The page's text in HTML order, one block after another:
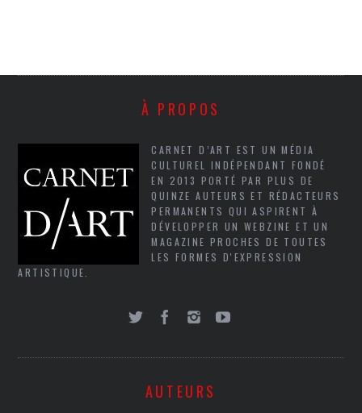
À PROPOS
CARNET D’ART EST UN MÉDIA
CULTUREL INDÉPENDANT FONDÉ
EN 2013 PORTÉ PAR PLUS DE
QUINZE AUTEURS ET RÉDACTEURS
PERMANENTS QUI ASPIRENT À
DÉVELOPPER UN WEBZINE ET UN
MAGAZINE PROCHES DE TOUTES
LES FORMES D'EXPRESSION
ARTISTIQUE.
AUTEURS